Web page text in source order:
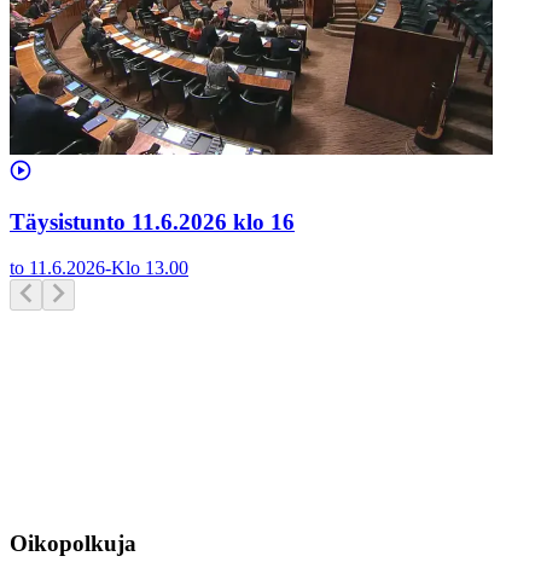
Täysistunto 11.6.2026 klo 16
to 11.6.2026-Klo 13.00
Oikopolkuja